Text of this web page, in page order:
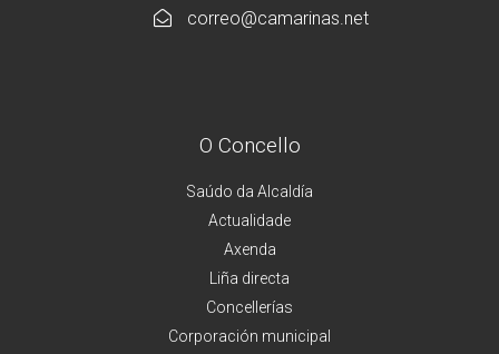
correo@camarinas.net
O Concello
Saúdo da Alcaldía
Actualidade
Axenda
Liña directa
Concellerías
Corporación municipal